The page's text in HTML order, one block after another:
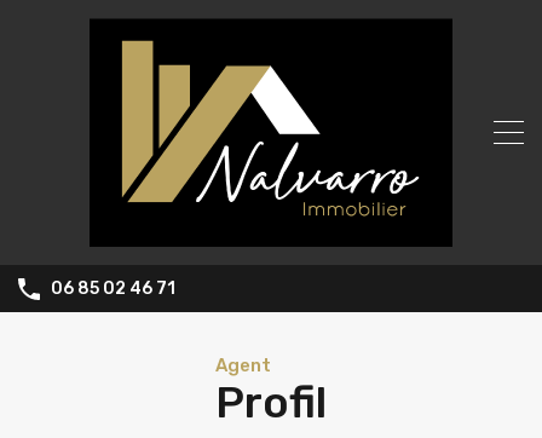
06 85 02 46 71
Agent
Profil